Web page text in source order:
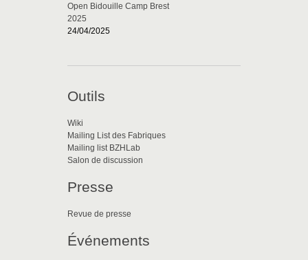
Open Bidouille Camp Brest
2025
24/04/2025
Outils
Wiki
Mailing List des Fabriques
Mailing list BZHLab
Salon de discussion
Presse
Revue de presse
Événements